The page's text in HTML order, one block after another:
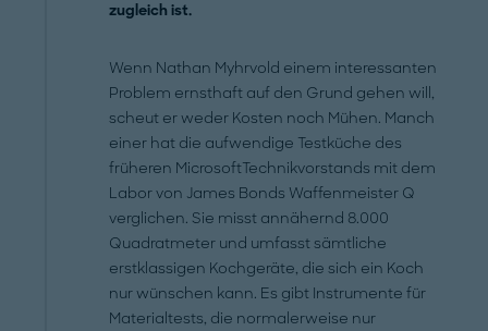
zugleich ist.
Wenn Nathan Myhrvold einem interessanten
Problem ernsthaft auf den Grund gehen will,
scheut er weder Kosten noch Mühen. Manch
einer hat die aufwendige Testküche des
früheren Microsoft­Technikvorstands mit dem
Labor von ­James Bonds Waffenmeister Q
verglichen. Sie misst annähernd 8.000
Quadratmeter und umfasst sämtliche
erstklassigen Kochgeräte, die sich ein Koch
nur wünschen kann. Es gibt Instrumente für
Materialtests, die normalerweise nur